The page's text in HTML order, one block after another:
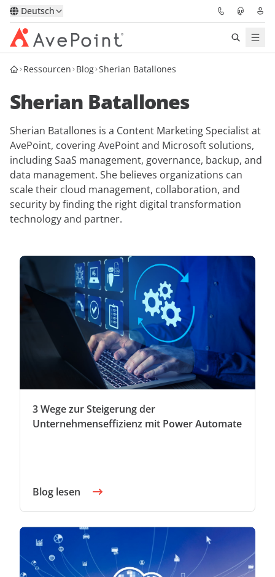
Deutsch
Lösungen
Confidence Platform
Pricing
Für Partner
Ressourcen
Sprechen Sie mit unseren
Experten
Demo
anfordern
Ressourcen Blog Sherian Batallones
Sherian Batallones
Sherian Batallones is a Content Marketing Specialist at
AvePoint, covering AvePoint and Microsoft solutions,
including SaaS management, governance, backup, and
data management. She believes organizations can
scale their cloud management, collaboration, and
security by finding the right digital transformation
technology and partner.
3 Wege zur Steigerung der
Unternehmenseffizienz mit Power Automate
Blog lesen